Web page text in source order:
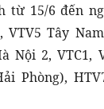
từ 15/6 đến
VTV5 Tây
Nội 2, VTC1,
Phòng),